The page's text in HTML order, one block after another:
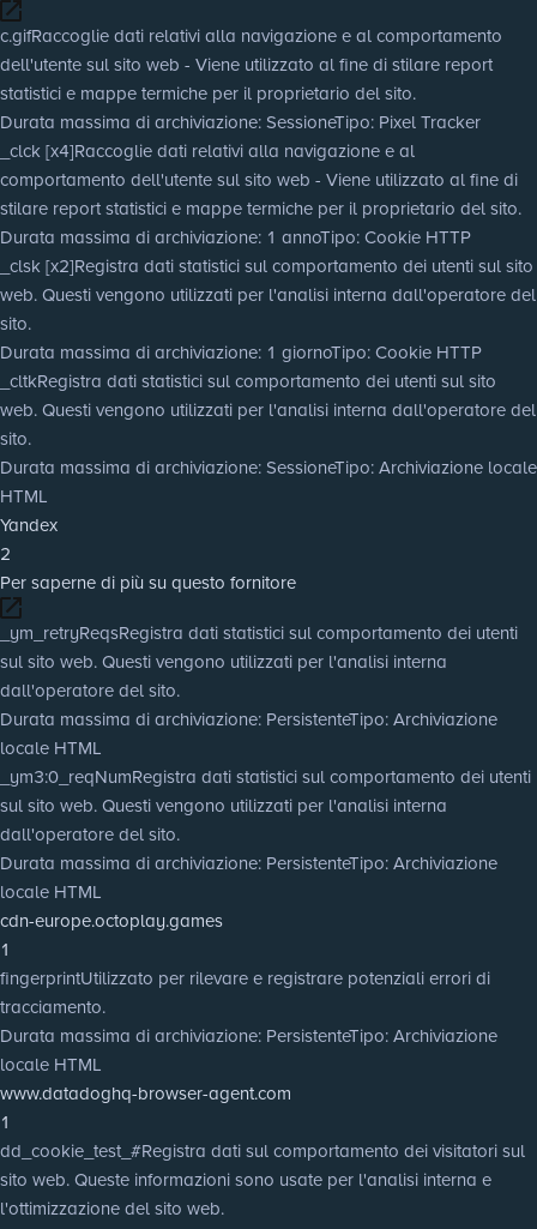
c.gifRaccoglie dati relativi alla navigazione e al comportamento
dell'utente sul sito web - Viene utilizzato al fine di stilare report
statistici e mappe termiche per il proprietario del sito.
Durata massima di archiviazione: SessioneTipo: Pixel Tracker
_clck [x4]Raccoglie dati relativi alla navigazione e al
comportamento dell'utente sul sito web - Viene utilizzato al fine di
stilare report statistici e mappe termiche per il proprietario del sito.
Durata massima di archiviazione: 1 annoTipo: Cookie HTTP
_clsk [x2]Registra dati statistici sul comportamento dei utenti sul sito
web. Questi vengono utilizzati per l'analisi interna dall'operatore del
sito.
Durata massima di archiviazione: 1 giornoTipo: Cookie HTTP
_cltkRegistra dati statistici sul comportamento dei utenti sul sito
web. Questi vengono utilizzati per l'analisi interna dall'operatore del
sito.
Durata massima di archiviazione: SessioneTipo: Archiviazione locale
HTML
Yandex
2
Per saperne di più su questo fornitore
_ym_retryReqsRegistra dati statistici sul comportamento dei utenti
sul sito web. Questi vengono utilizzati per l'analisi interna
dall'operatore del sito.
Durata massima di archiviazione: PersistenteTipo: Archiviazione
locale HTML
_ym3:0_reqNumRegistra dati statistici sul comportamento dei utenti
sul sito web. Questi vengono utilizzati per l'analisi interna
dall'operatore del sito.
Durata massima di archiviazione: PersistenteTipo: Archiviazione
locale HTML
cdn-europe.octoplay.games
1
fingerprintUtilizzato per rilevare e registrare potenziali errori di
tracciamento.
Durata massima di archiviazione: PersistenteTipo: Archiviazione
locale HTML
www.datadoghq-browser-agent.com
1
dd_cookie_test_#Registra dati sul comportamento dei visitatori sul
sito web. Queste informazioni sono usate per l'analisi interna e
l'ottimizzazione del sito web.